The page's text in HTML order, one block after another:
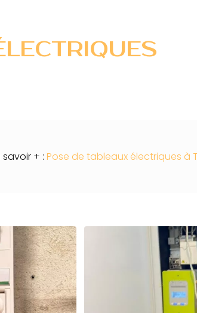
savoir + : Pose de tableaux électriques à